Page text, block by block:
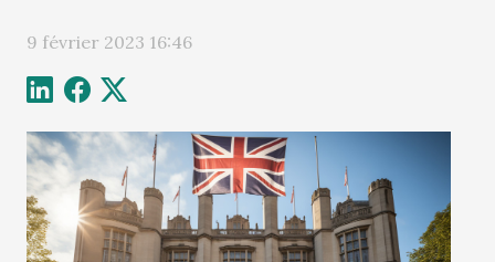
9 février 2023 16:46